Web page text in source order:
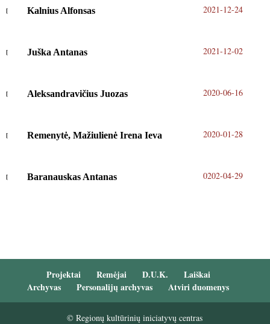
Kalnius Alfonsas 2021-12-24
Juška Antanas 2021-12-02
Aleksandravičius Juozas 2020-06-16
Remenytė, Mažiulienė Irena Ieva 2020-01-28
Baranauskas Antanas 0202-04-29
Projektai Remėjai D.U.K.
Laiškai
Archyvas
Personalijų archyvas Atviri duomenys
© Regionų kultūrinių iniciatyvų centras